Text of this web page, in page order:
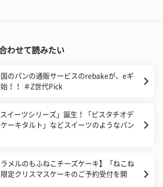
わせて読みたい
国のパンの通販サービスのrebakeが、eギ
！！ ＃Z世代Pick
イーツシリーズ」誕生！「ピスタチオデ
ーキタルト」などスイーツのようなパン
メルのもふねこチーズケーキ】「ねこね
定クリスマスケーキのご予約受付を開